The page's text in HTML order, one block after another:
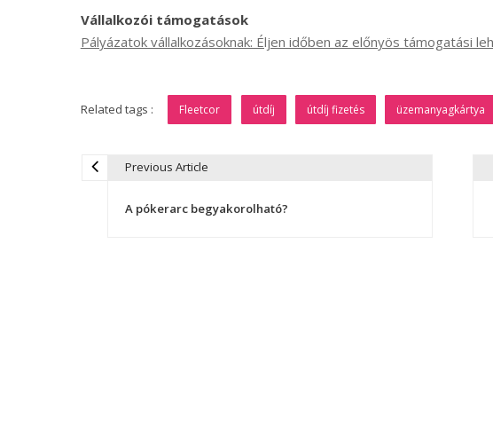
Vállalkozói támogatások
Pályázatok vállalkozásoknak: Éljen időben az előnyös támogatási
Related tags : Fleetcor útdíj útdíj fizetés üzemanyagkártya
Previous Article
A pókerarc begyakorolható?